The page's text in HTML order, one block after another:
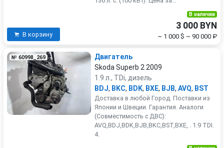
В корзину
В наличии
3 000 BYN
~ 1 000 $ ~ 90 000 ₽
№ 60998_269
Двигатель
Skoda Superb 2 2009
1.9 л., TDi, дизель
BDJ, BKC, BDK, BXE, BJB, AVQ, BST
Доставка в любой Город. Поставки из
Японии и Швеции. Гарантия. Аналоги
(Совместимость с ДВС):
AVQ,BDJ,BDK,BJB,BKC,BST,BXE, . 1.9 TDI.
4.